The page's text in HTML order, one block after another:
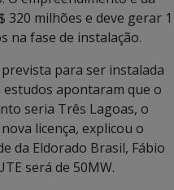
320 milhões e deve gerar 1
na fase de instalação.
para ser instalada
apontaram que o
seria Três Lagoas, o
licença, explicou o
da Eldorado Brasil, Fábio
será de 50MW.